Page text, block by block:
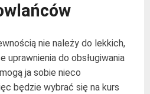
nie należy do lekkich,
uprawnienia do obsługiwania
ja sobie nieco
będzie wybrać się na kurs